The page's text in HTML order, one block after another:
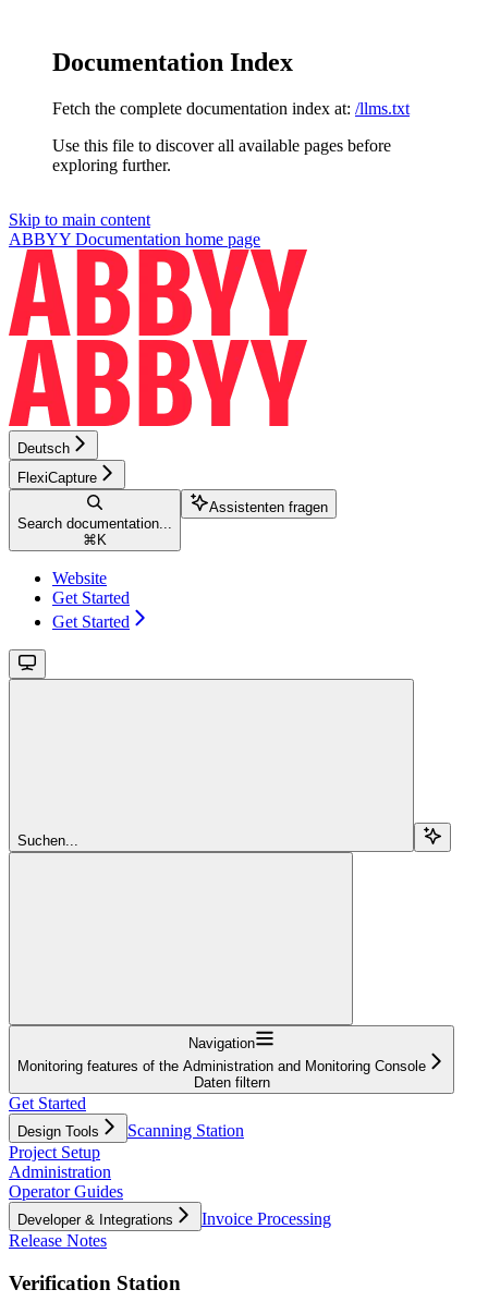
Documentation Index
Fetch the complete documentation index at: /llms.txt
Use this file to discover all available pages before
exploring further.
Skip to main content
ABBYY Documentation home page
Deutsch
FlexiCapture
Search documentation...
⌘ K
Assistenten fragen
Website
Get Started
Get Started
Suchen...
Navigation
Monitoring features of the Administration and Monitoring Console
Daten filtern
Get Started
Design Tools
Scanning Station
Project Setup
Administration
Operator Guides
Developer & Integrations
Invoice Processing
Release Notes
Verification Station